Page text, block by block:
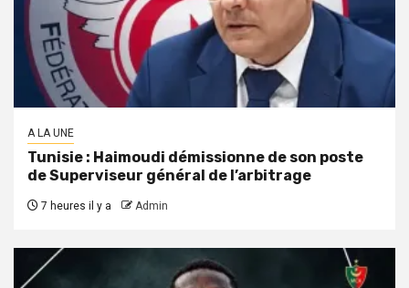
A LA UNE
Tunisie : Haimoudi démissionne de son poste
de Superviseur général de l’arbitrage
7 heures il y a Admin